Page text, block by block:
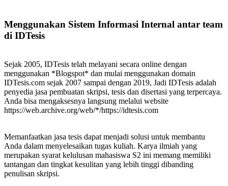
Menggunakan Sistem Informasi Internal antar team
di IDTesis
Sejak 2005, IDTesis telah melayani secara online dengan
menggunakan *Blogspot* dan mulai menggunakan domain
IDTesis.com sejak 2007 sampai dengan 2019, Jadi IDTesis adalah
penyedia jasa pembuatan skripsi, tesis dan disertasi yang terpercaya.
Anda bisa mengaksesnya langsung melalui website
https://web.archive.org/web/*/https://idtesis.com
Memanfaatkan jasa tesis dapat menjadi solusi untuk membantu
Anda dalam menyelesaikan tugas kuliah. Karya ilmiah yang
merupakan syarat kelulusan mahasiswa S2 ini memang memiliki
tantangan dan tingkat kesulitan yang lebih tinggi dibanding
penulisan skripsi.